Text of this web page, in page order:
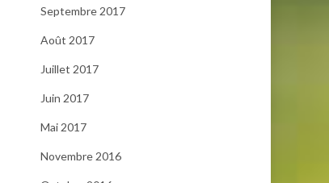
Septembre 2017
Août 2017
Juillet 2017
Juin 2017
Mai 2017
Novembre 2016